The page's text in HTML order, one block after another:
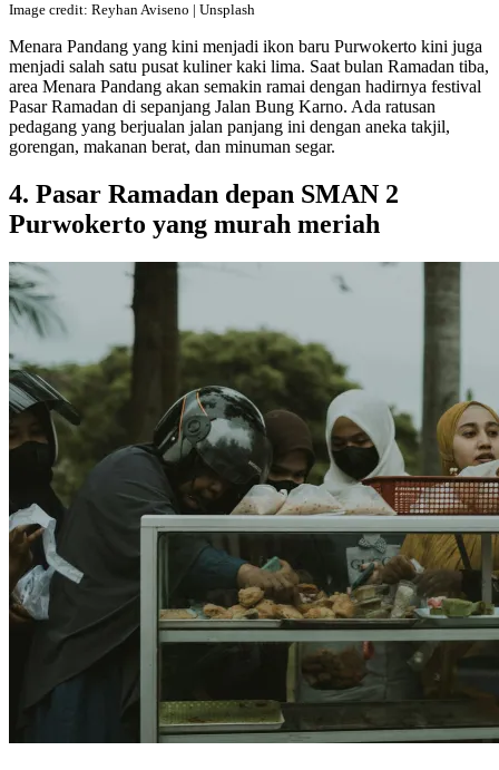
Image credit: Reyhan Aviseno | Unsplash
Menara Pandang yang kini menjadi ikon baru Purwokerto kini juga
menjadi salah satu pusat kuliner kaki lima. Saat bulan Ramadan tiba,
area Menara Pandang akan semakin ramai dengan hadirnya festival
Pasar Ramadan di sepanjang Jalan Bung Karno. Ada ratusan
pedagang yang berjualan jalan panjang ini dengan aneka takjil,
gorengan, makanan berat, dan minuman segar.
4. Pasar Ramadan depan SMAN 2
Purwokerto yang murah meriah